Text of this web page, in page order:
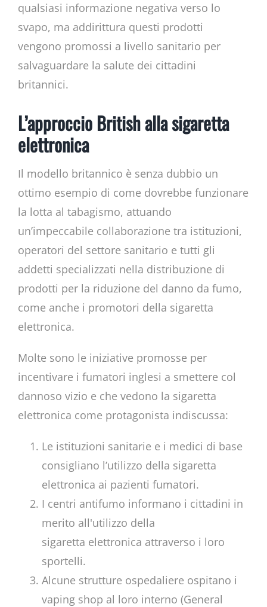
qualsiasi informazione negativa verso lo
svapo, ma addirittura questi prodotti
vengono promossi a livello sanitario per
salvaguardare la salute dei cittadini
britannici.
L’approccio British alla sigaretta
elettronica
Il modello britannico è senza dubbio un
ottimo esempio di come dovrebbe funzionare
la lotta al tabagismo, attuando
un’impeccabile collaborazione tra istituzioni,
operatori del settore sanitario e tutti gli
addetti specializzati nella distribuzione di
prodotti per la riduzione del danno da fumo,
come anche i promotori della sigaretta
elettronica.
Molte sono le iniziative promosse per
incentivare i fumatori inglesi a smettere col
dannoso vizio e che vedono la sigaretta
elettronica come protagonista indiscussa:
Le istituzioni sanitarie e i medici di base
consigliano l’utilizzo della sigaretta
elettronica ai pazienti fumatori.
I centri antifumo informano i cittadini in
merito all'utilizzo della
sigaretta elettronica attraverso i loro
sportelli.
Alcune strutture ospedaliere ospitano i
vaping shop al loro interno (General